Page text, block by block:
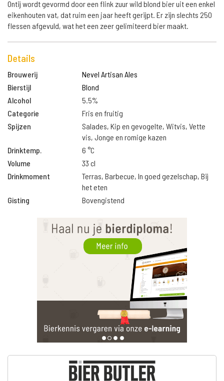
Ontij wordt gevormd door een flink zuur wild blond bier uit een enkel
eikenhouten vat, dat ruim een jaar heeft gerijpt. Er zijn slechts 250
flessen afgevuld, wat het een zeer gelimiteerd bier maakt.
Details
Brouwerij
Nevel Artisan Ales
Bierstijl
Blond
Alcohol
5.5%
Categorie
Fris en fruitig
Spijzen
Salades, Kip en gevogelte, Witvis, Vette
vis, Jonge en romige kazen
Drinktemp.
6 °C
Volume
33 cl
Drinkmoment
Terras, Barbecue, In goed gezelschap, Bij
het eten
Gisting
Bovengistend